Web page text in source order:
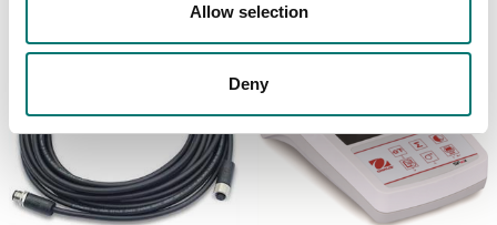
Allow selection
Deny